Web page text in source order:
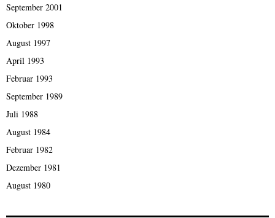
September 2001
Oktober 1998
August 1997
April 1993
Februar 1993
September 1989
Juli 1988
August 1984
Februar 1982
Dezember 1981
August 1980